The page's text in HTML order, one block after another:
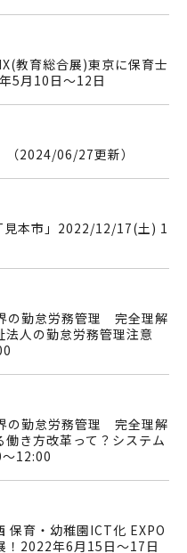
教育総合展)東京に保育士
5月10日〜12日
2024/06/27更新）
見本市」2022/12/17(土) 1
の勤怠労務管理 完全理解
人の勤怠労務管理注意
の勤怠労務管理 完全理解
き方改革って？システム
12:00
保育・幼稚園ICT化 EXPO
！2022年6月15日〜17日